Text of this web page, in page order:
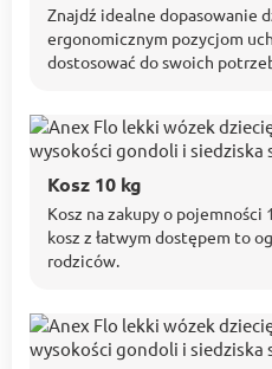
Znajdź idealne dopasowanie
ergonomicznym pozycjom
dostosować do swoich
Kosz 10 kg
Kosz na zakupy o
kosz z łatwym dostępem to
rodziców.